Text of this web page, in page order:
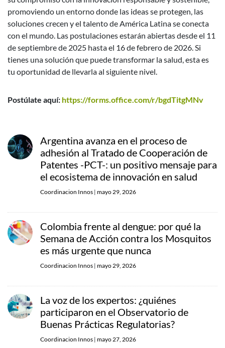
promoviendo un entorno donde las ideas se protegen, las
soluciones crecen y el talento de América Latina se conecta
con el mundo. Las postulaciones estarán abiertas desde el 11
de septiembre de 2025 hasta el 16 de febrero de 2026. Si
tienes una solución que puede transformar la salud, esta es
tu oportunidad de llevarla al siguiente nivel.
Postúlate aquí: https://forms.office.com/r/bgdTitgMNv
Argentina avanza en el proceso de
adhesión al Tratado de Cooperación de
Patentes -PCT-: un positivo mensaje para
el ecosistema de innovación en salud
Coordinacion Innos | mayo 29, 2026
Colombia frente al dengue: por qué la
Semana de Acción contra los Mosquitos
es más urgente que nunca
Coordinacion Innos | mayo 29, 2026
La voz de los expertos: ¿quiénes
participaron en el Observatorio de
Buenas Prácticas Regulatorias?
Coordinacion Innos | mayo 27, 2026